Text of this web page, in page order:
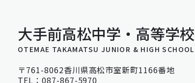
大手前高松中学・高等学校
OTEMAE TAKAMATSU JUNIOR & HIGH SCHOOL
〒761-8062香川県高松市室新町1166番地
TEL：087-867-5970